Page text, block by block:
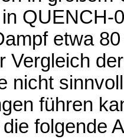
QUENCH-
etwa
Vergleich
nicht
führen
folgende